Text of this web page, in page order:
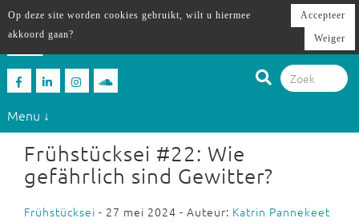
Menu ↓
Frühstücksei #22: Wie
gefährlich sind Gewitter?
Frühstücksei - 27 mei 2024 - Auteur: Katrin Pannekeet
Op deze site worden cookies gebruikt, wilt u hiermee
akkoord gaan?
Accepteer
Weiger